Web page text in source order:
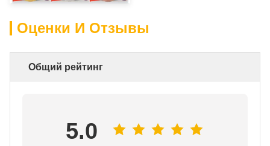
Оценки И Отзывы
Общий рейтинг
5.0